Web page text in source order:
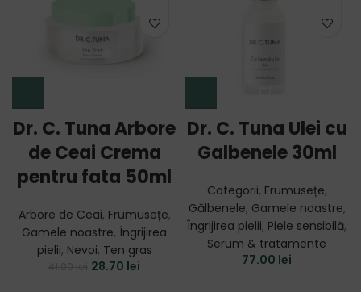
Dr. C. Tuna Arbore
de Ceai Crema
pentru fata 50ml
Arbore de Ceai, Frumusețe,
Gamele noastre, Îngrijirea
pielii, Nevoi, Ten gras
28.70 lei
Dr. C. Tuna Ulei cu
Galbenele 30ml
Categorii, Frumusețe,
Gălbenele, Gamele noastre,
Îngrijirea pielii, Piele sensibilă,
Serum & tratamente
77.00 lei